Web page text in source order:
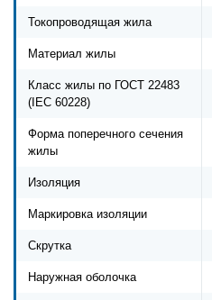
Токопроводящая жила
Материал жилы
Класс жилы по ГОСТ 22483
(IEC 60228)
Форма поперечного сечения
жилы
Изоляция
Маркировка изоляции
Скрутка
Наружная оболочка